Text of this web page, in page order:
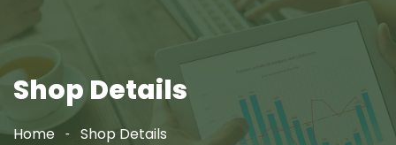
Shop Details
Home Shop Details